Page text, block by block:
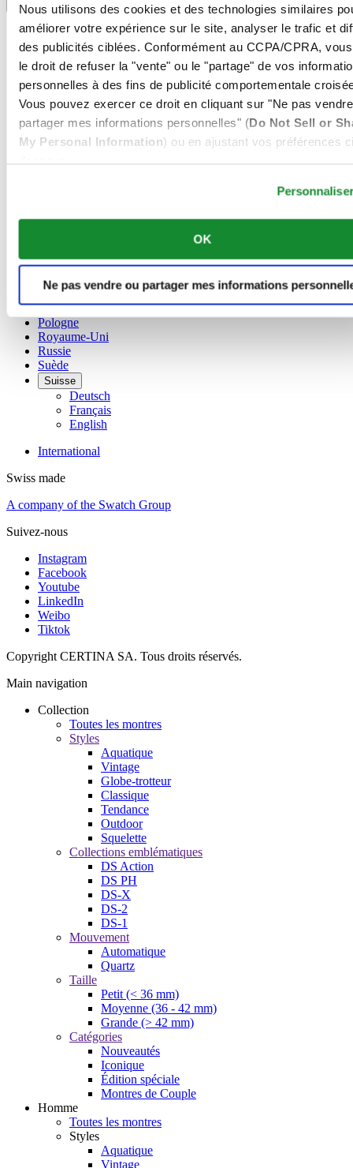
Nous utilisons des cookies et des technologies similaires
améliorer votre expérience sur le site, analyser le trafic et
des publicités ciblées. Conformément au CCPA/CPRA,
le droit de refuser la "vente" ou le "partage" de vos
personnelles à des fins de publicité comportementale
Vous pouvez exercer ce droit en cliquant sur "Ne pas
partager mes informations personnelles" (Do Not Sell or
My Personal Information) ou en ajustant vos préférences
OK
Ne pas vendre ou partager mes informations
Sélecteur de langue
Allemagne
Autriche
Belgique
Français
Chine
English
简体中文
Irlande
Français
Norvège
Pays-Bas
Pologne
Royaume-Uni
Russie
Suède
Suisse
Deutsch
Français
English
International
Swiss made
A company of the Swatch Group
Suivez-nous
Instagram
Facebook
Youtube
LinkedIn
Weibo
Tiktok
Copyright CERTINA SA. Tous droits réservés.
Main navigation
Collection
Toutes les montres
Styles
Aquatique
Vintage
Globe-trotteur
Classique
Tendance
Outdoor
Squelette
Collections emblématiques
DS Action
DS PH
DS-X
DS-2
DS-1
Mouvement
Automatique
Quartz
Taille
Petit (< 36 mm)
Moyenne (36 - 42 mm)
Grande (> 42 mm)
Catégories
Nouveautés
Iconique
Édition spéciale
Montres de Couple
Homme
Toutes les montres
Styles
Aquatique
Vintage